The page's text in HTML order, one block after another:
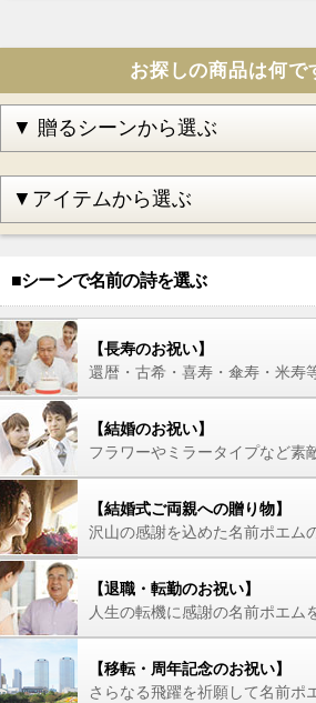
お探しの商品は何で
■シーンで名前の詩を選ぶ
【長寿のお祝い】
【結婚のお祝い】
フラワーやミラータイプなど素
【結婚式ご両親への贈り物】
沢山の感謝を込めた名前ポエム
【退職・転勤のお祝い】
人生の転機に感謝の名前ポエム
【移転・周年記念のお祝い】
さらなる飛躍を祈願して名前ポ